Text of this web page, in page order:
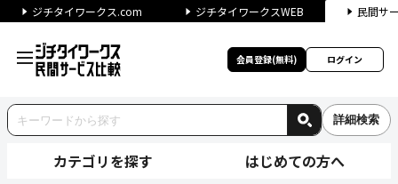
ジチタイワークス.com ジチタイワークスWEB 民間サ
会員登録(無料) ログイン
詳細検索
カテゴリを探す はじめての方へ